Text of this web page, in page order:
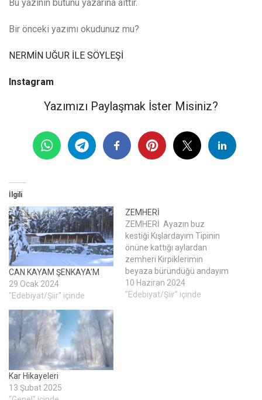
Bu yazının bütünü yazarına aittir.
Bir önceki yazımı okudunuz mu?
NERMİN UĞUR İLE SÖYLEŞİ
Instagram
Yazımızı Paylaşmak İster Misiniz?
İlgili
CAN KAYAM ŞENKAYA’M
29 Ocak 2024
"Edebiyat/Şiir" içinde
ZEMHERİ
ZEMHERİ Ayazın buz
kestiği Kışlardayım Tipinin
önüne kattığı aylardan
zemheri Kirpiklerimin
beyaza büründüğü andayım
Kar tanelerinin havada
donduğu zemheri
10 Haziran 2024
"Edebiyat/Şiir" içinde
Kar Hikayeleri
13 Şubat 2025